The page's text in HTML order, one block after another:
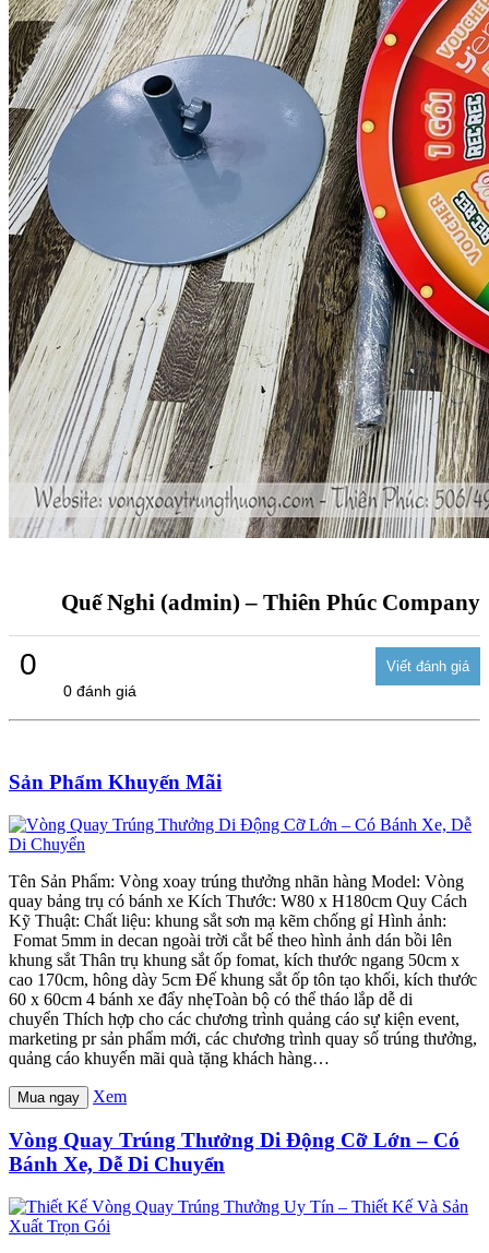
Quế Nghi (admin) – Thiên Phúc Company
0
0 đánh giá
Sản Phẩm Khuyến Mãi
Tên Sản Phẩm: Vòng xoay trúng thưởng nhãn hàng Model: Vòng
quay bảng trụ có bánh xe Kích Thước: W80 x H180cm Quy Cách
Kỹ Thuật: Chất liệu: khung sắt sơn mạ kẽm chống gỉ Hình ảnh:
Fomat 5mm in decan ngoài trời cắt bế theo hình ảnh dán bồi lên
khung sắt Thân trụ khung sắt ốp fomat, kích thước ngang 50cm x
cao 170cm, hông dày 5cm Đế khung sắt ốp tôn tạo khối, kích thước
60 x 60cm 4 bánh xe đẩy nhẹToàn bộ có thể tháo lắp dễ di
chuyển Thích hợp cho các chương trình quảng cáo sự kiện event,
marketing pr sản phẩm mới, các chương trình quay số trúng thưởng,
quảng cáo khuyến mãi quà tặng khách hàng…
Mua ngay Xem
Vòng Quay Trúng Thưởng Di Động Cỡ Lớn – Có
Bánh Xe, Dễ Di Chuyển